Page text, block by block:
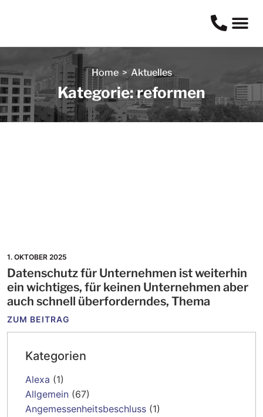
Home> Aktuelles
Kategorie: reformen
1. OKTOBER 2025
Datenschutz für Unternehmen ist weiterhin
ein wichtiges, für keinen Unternehmen aber
auch schnell überforderndes, Thema
ZUM BEITRAG
Kategorien
Alexa (1)
Allgemein (67)
Angemessenheitsbeschluss (1)